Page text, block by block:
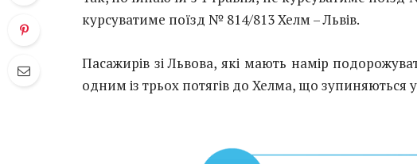
курсуватиме поїзд № 814/813 Хелм – Львів.
Пасажирів зі Львова, які мають намір
одним із трьох потягів до Хелма, що зупиняються у